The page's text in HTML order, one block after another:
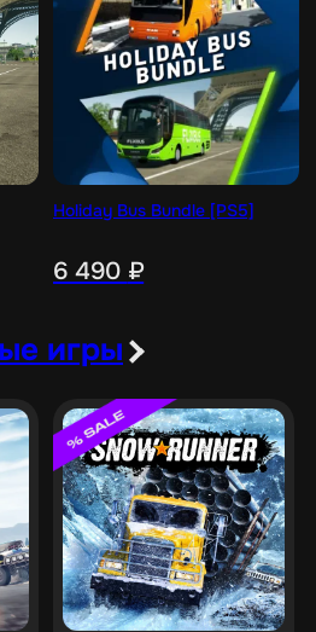
Holiday Bus Bundle [PS5]
6 490 ₽
игры